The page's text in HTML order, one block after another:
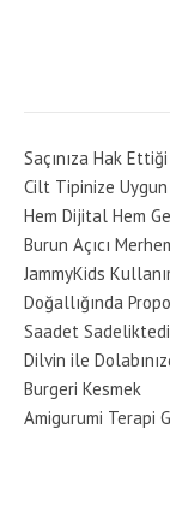
Saçınıza Hak
Cilt Tipinize Uygun
Hem Dijital Hem
Burun Açıcı
JammyKids
Doğallığında
Saadet
Dilvin ile
Burgeri Kesmek
Amigurumi Terapi